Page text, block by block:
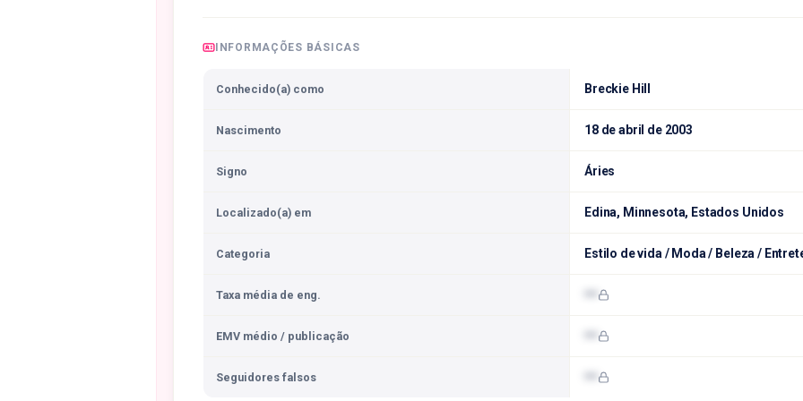
INFORMAÇÕES BÁSICAS
Conhecido(a) como Breckie Hill
Nascimento 18 de abril de 2003
Signo Áries
Localizado(a) em Edina, Minnesota, Estados Unidos
Categoria Estilo de vida / Moda / Beleza /
Taxa média de eng.
EMV médio / publicação
Seguidores falsos